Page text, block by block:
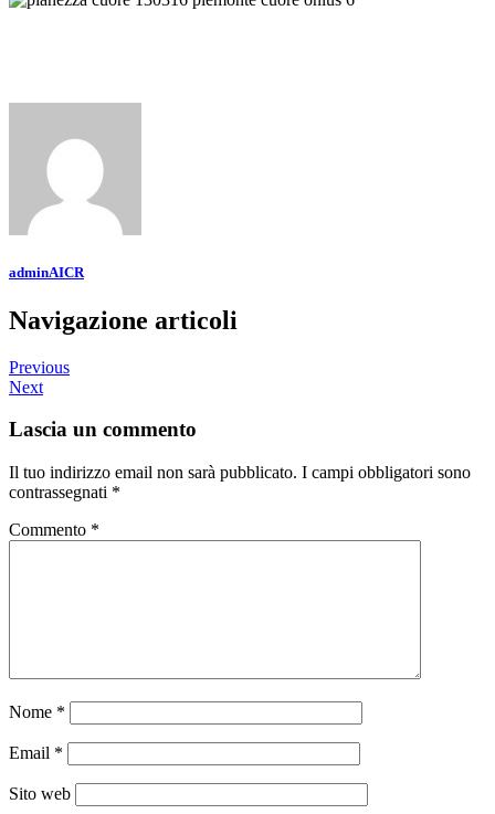
adminAICR
Navigazione articoli
Previous
Next
Lascia un commento
Il tuo indirizzo email non sarà pubblicato. I campi obbligatori sono
contrassegnati *
Commento *
Nome *
Email *
Sito web